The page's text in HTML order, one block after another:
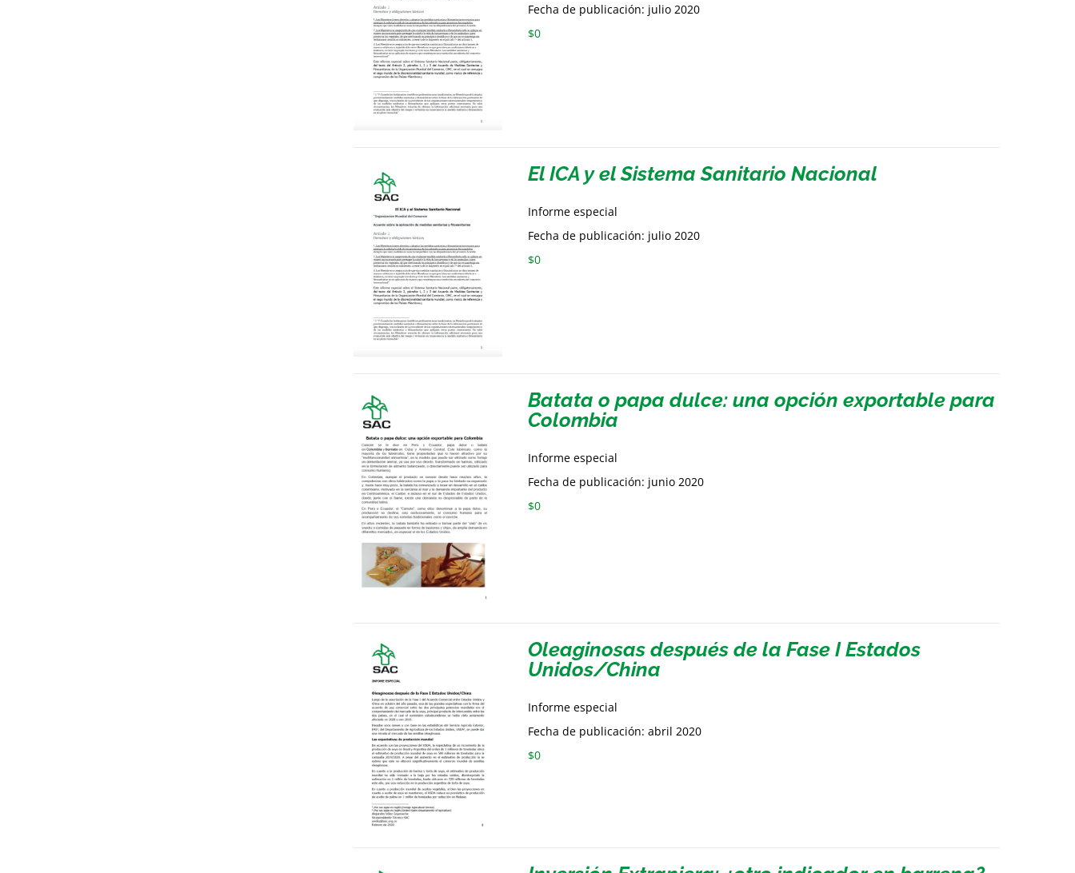
Fecha de publicación: julio 2020
$0
El ICA y el Sistema Sanitario Nacional
Informe especial
Fecha de publicación: julio 2020
$0
Batata o papa dulce: una opción exportable para
Colombia
Informe especial
Fecha de publicación: junio 2020
$0
Oleaginosas después de la Fase I Estados
Unidos/China
Informe especial
Fecha de publicación: abril 2020
$0